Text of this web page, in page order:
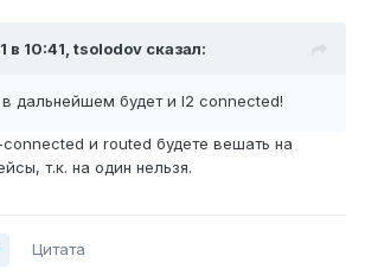
в 10:41, tsolodov сказал:
дальнейшем будет и l2 connected!
и routed будете вешать на
т.к. на один нельзя.
Цитата